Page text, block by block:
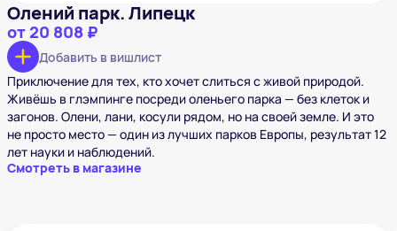
Олений парк. Липецк
от 20 808 ₽
Добавить в вишлист
Приключение для тех, кто хочет слиться с живой природой.
Живёшь в глэмпинге посреди оленьего парка — без клеток и
загонов. Олени, лани, косули рядом, но на своей земле. И это
не просто место — один из лучших парков Европы, результат 12
лет науки и наблюдений.
Смотреть в магазине